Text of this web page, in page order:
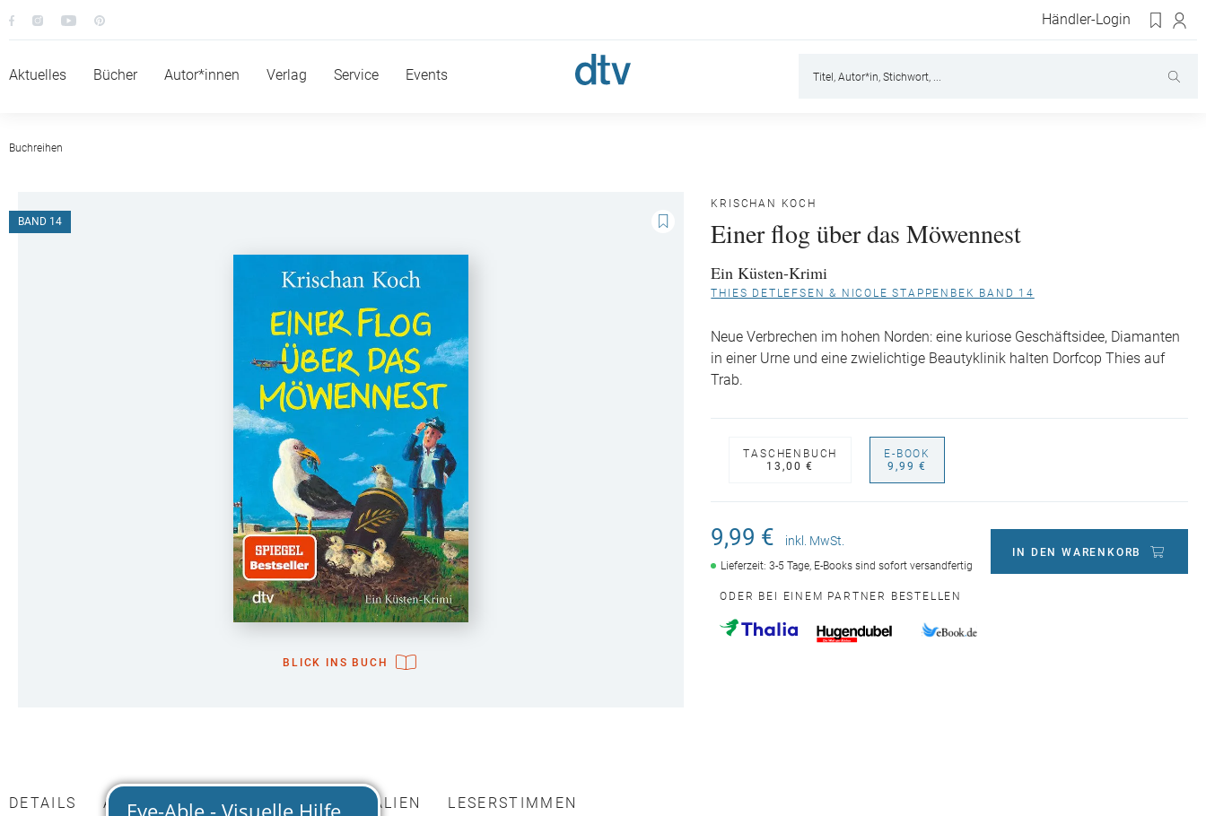
Händler-Login
Aktuelles Bücher Autor*innen Verlag Service Events
Buchreihen
BLICK INS BUCH
BAND 14
KRISCHAN KOCH
Einer flog über das Möwennest
Ein Küsten-Krimi
THIES DETLEFSEN & NICOLE STAPPENBEK BAND 14
Neue Verbrechen im hohen Norden: eine kuriose Geschäftsidee, Diamanten
in einer Urne und eine zwielichtige Beautyklinik halten Dorfcop Thies auf
Trab.
TASCHENBUCH
13,00 €
E-BOOK
9,99 €
9,99 € inkl. MwSt.
Lieferzeit: 3-5 Tage, E-Books sind sofort versandfertig
IN DEN WARENKORB
ODER BEI EINEM PARTNER BESTELLEN
DETAILS AUTOR*INNEN PRESSEMATERIALIEN LESERSTIMMEN